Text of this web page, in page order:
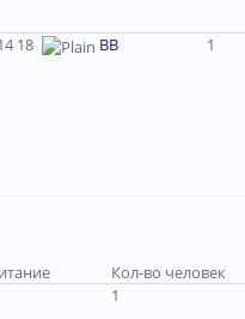
18 BB 1
Кол-во человек
1